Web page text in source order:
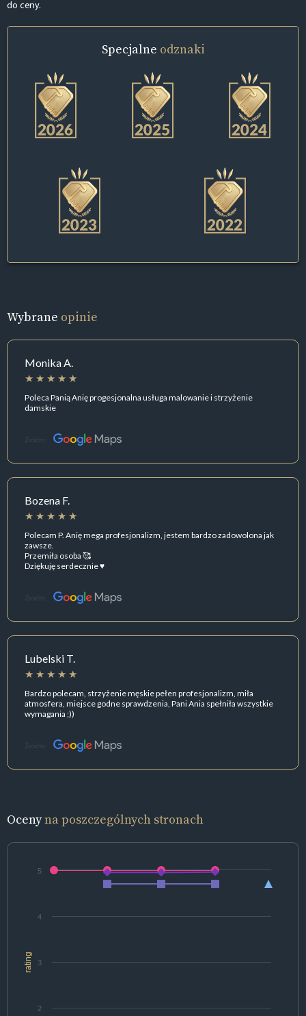
do ceny.
Specjalne odznaki
Wybrane opinie
Monika A.
Poleca Panią Anię progesjonalna usługa malowanie i strzyżenie
damskie
Źródło:
Bozena F.
Polecam P. Anię mega profesjonalizm, jestem bardzo zadowolona jak
zawsze.
Przemiła osoba 🥰
Dziękuję serdecznie ♥️
Źródło:
Lubelski T.
Bardzo polecam, strzyżenie męskie pełen profesjonalizm, miła
atmosfera, miejsce godne sprawdzenia, Pani Ania spełniła wszystkie
wymagania ;))
Źródło:
Ocenyna poszczególnych stronach
rating
2
3
4
5